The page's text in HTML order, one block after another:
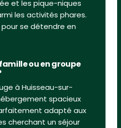
et les pique-niques
les activités phares.
pour se détendre en
ou en groupe
à Huisseau-sur-
spacieux
adapté aux
cherchant un séjour